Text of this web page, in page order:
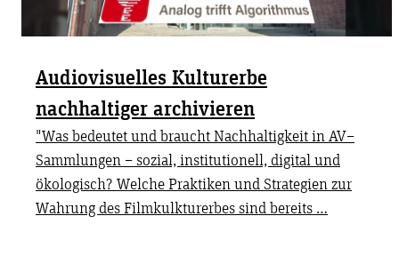
Audiovisuelles Kulturerbe
nachhaltiger archivieren
"Was bedeutet und braucht Nachhaltigkeit in AV–
Sammlungen – sozial, institutionell, digital und
ökologisch? Welche Praktiken und Strategien zur
Wahrung des Filmkulkturerbes sind bereits …